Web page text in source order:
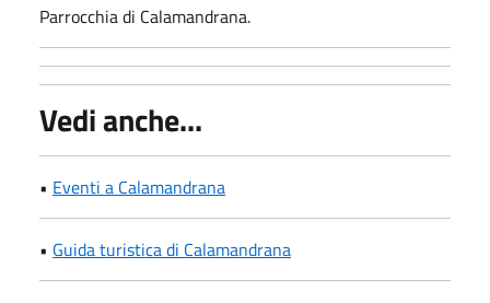
Parrocchia di Calamandrana.
Vedi anche...
• Eventi a Calamandrana
• Guida turistica di Calamandrana